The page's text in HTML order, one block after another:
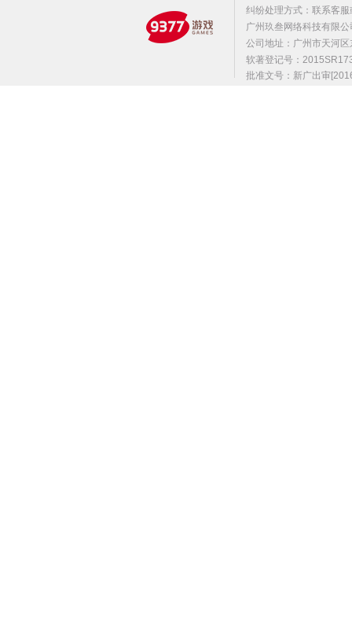
纠纷处理方式：联系客服
广州玖叁网络科技有限
公司地址：广州市天河
软著登记号：
批准文号：新广出审